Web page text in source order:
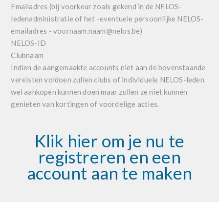
Emailadres (bij voorkeur zoals gekend in de NELOS-
ledenadministratie of het -eventuele persoonlijke NELOS-
emailadres - voornaam.naam@nelos.be)
NELOS-ID
Clubnaam
Indien de aangemaakte accounts niet aan de bovenstaande
vereisten voldoen zullen clubs of individuele NELOS-leden
wel aankopen kunnen doen maar zullen ze niet kunnen
genieten van kortingen of voordelige acties.
Klik hier om je nu te
registreren en een
account aan te maken